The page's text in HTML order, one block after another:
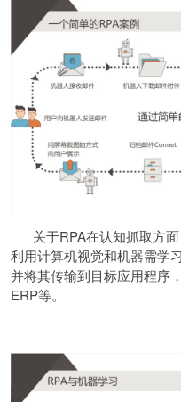
关于RPA在认知抓取方
利用计算机视觉和机器需学
并将其传输到目标应用程序
ERP等。